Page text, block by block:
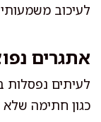
לעיכוב
אתגרים
לעיתים נפסלות
כגון חתימה שלא